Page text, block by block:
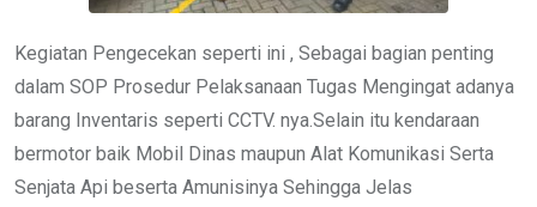
Kegiatan Pengecekan seperti ini , Sebagai bagian penting
dalam SOP Prosedur Pelaksanaan Tugas Mengingat adanya
barang Inventaris seperti CCTV. nya.Selain itu kendaraan
bermotor baik Mobil Dinas maupun Alat Komunikasi Serta
Senjata Api beserta Amunisinya Sehingga Jelas